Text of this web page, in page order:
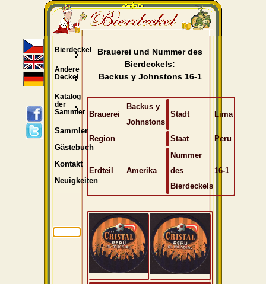
Brauerei und Nummer des
Bierdeckels:
Backus y Johnstons 16-1
Brauerei
Backus y
Johnstons
Stadt Lima
Region Staat Peru
Erdteil Amerika
Nummer
des
Bierdeckels
16-1
Bierdeckel
Andere
Deckel
Katalog
der
Sammler
Sammler
Gästebuch
Kontakt
Neuigkeiten